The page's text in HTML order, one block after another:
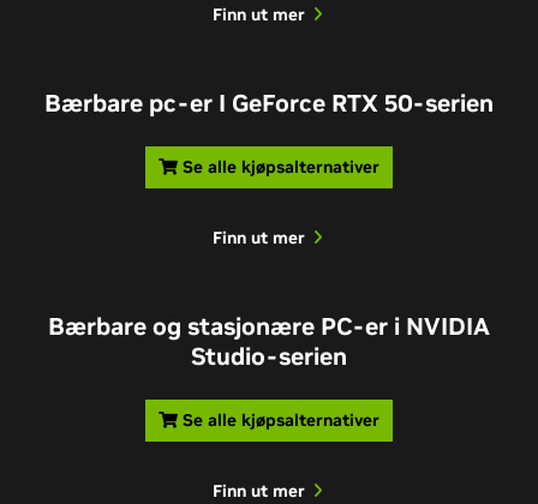
Finn ut mer
Bærbare pc-er I GeForce RTX 50-serien
Se alle kjøpsalternativer
Finn ut mer
Bærbare og stasjonære PC-er i NVIDIA
Studio-serien
Se alle kjøpsalternativer
Finn ut mer